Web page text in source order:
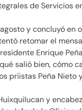
de Servicios
y concluyó en
retomar el
Enrique
salió bien, cómo
priistas Peña Nieto
y